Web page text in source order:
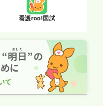
看護roo!国試